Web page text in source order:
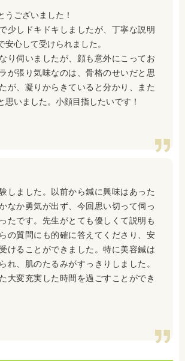
うございました！
少しドキドキしましたが、丁寧な説明
安心して受けられました。
り伺いましたが、顔も意外にこってお
が張り気味なのは、骨格のせいだと思
が、凝りからきていると分かり、また
思いました。小顔目指したいです！
しました。以前から鍼に興味はあった
なか勇気が出ず、今回思い切って伺っ
たです。先生がとても優しくて説明も
の質問にも的確に答えてくださり、安
けることができました。特に美容鍼は
れ、肌のたるみがすっきりしました。
大変充実した時間を過ごすことができ